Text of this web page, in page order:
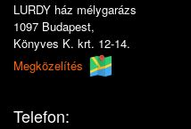
LURDY ház mélygarázs
1097 Budapest,
Könyves K. krt. 12-14.
Megközelítés
Telefon: